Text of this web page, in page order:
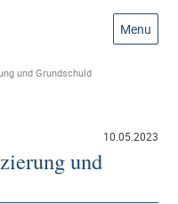
Menu
und Grundschuld
10.05.2023
und